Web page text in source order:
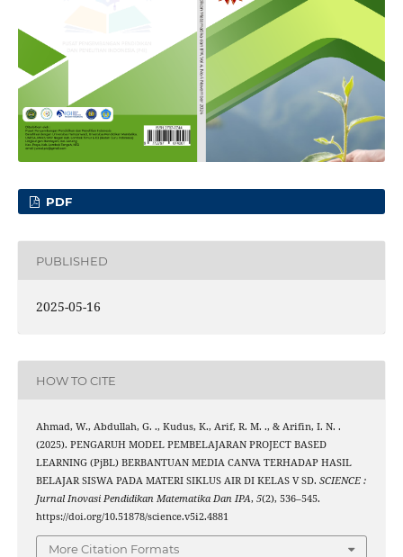
PDF
PUBLISHED
2025-05-16
HOW TO CITE
Ahmad, W., Abdullah, G. ., Kudus, K., Arif, R. M. ., & Arifin, I. N. .
(2025). PENGARUH MODEL PEMBELAJARAN PROJECT BASED
LEARNING (PjBL) BERBANTUAN MEDIA CANVA TERHADAP HASIL
BELAJAR SISWA PADA MATERI SIKLUS AIR DI KELAS V SD. SCIENCE :
Jurnal Inovasi Pendidikan Matematika Dan IPA, 5(2), 536–545.
https://doi.org/10.51878/science.v5i2.4881
More Citation Formats